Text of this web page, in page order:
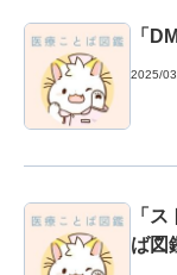
「
2025/
「
ば図